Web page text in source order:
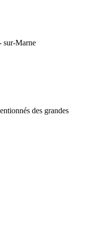
sur-Marne
des grandes